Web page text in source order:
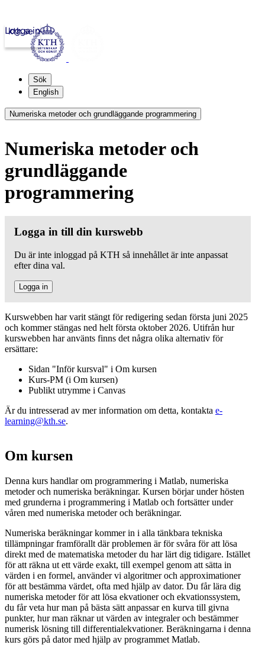
kth.se
Logga in
Sök
English
Numeriska metoder och grundläggande programmering
Numeriska metoder och
grundläggande
programmering
Logga in till din kurswebb
Du är inte inloggad på KTH så innehållet är inte anpassat
efter dina val.
Logga in
Kurswebben har varit stängt för redigering sedan första juni 2025
och kommer stängas ned helt första oktober 2026. Utifrån hur
kurswebben har använts finns det några olika alternativ för
ersättare:
Sidan "Inför kursval" i Om kursen
Kurs-PM (i Om kursen)
Publikt utrymme i Canvas
Är du intresserad av mer information om detta, kontakta e-
learning@kth.se.
Om kursen
Denna kurs handlar om programmering i Matlab, numeriska
metoder och numeriska beräkningar. Kursen börjar under hösten
med grunderna i programmering i Matlab och fortsätter under
våren med numeriska metoder och beräkningar.
Numeriska beräkningar kommer in i alla tänkbara tekniska
tillämpningar framförallt där problemen är för svåra för att lösa
direkt med de matematiska metoder du har lärt dig tidigare. Istället
för att räkna ut ett värde exakt, till exempel genom att sätta in
värden i en formel, använder vi algoritmer och approximationer
för att bestämma värdet, ofta med hjälp av dator. Du får lära dig
numeriska metoder för att lösa ekvationer och ekvationssystem,
du får veta hur man på bästa sätt anpassar en kurva till givna
punkter, hur man räknar ut värden av integraler och bestämmer
numerisk lösning till differentialekvationer. Beräkningarna i denna
kurs görs på dator med hjälp av programmet Matlab.